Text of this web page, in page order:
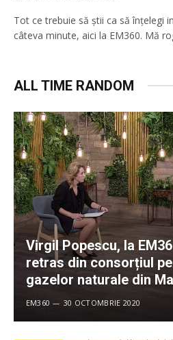
Tot ce trebuie să știi ca să înțelegi
câteva minute, aici la EM360. Mă
ALL TIME RANDOM
Virgil Popescu, la
retras din consorțiul
gazelor naturale din
EM360 30 OCTOMBRIE 2020